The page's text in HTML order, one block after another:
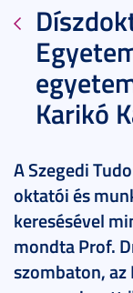
Karikó
A Szegedi
oktatói és
keresésével
mondta Prof.
szombaton,